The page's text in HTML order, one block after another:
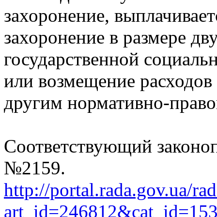
захоронение,
захоронение в размере
государственной
или возмещение расходов
другим нормативно-
Соответствующий
№2159.
http://portal.rada.gov.ua/